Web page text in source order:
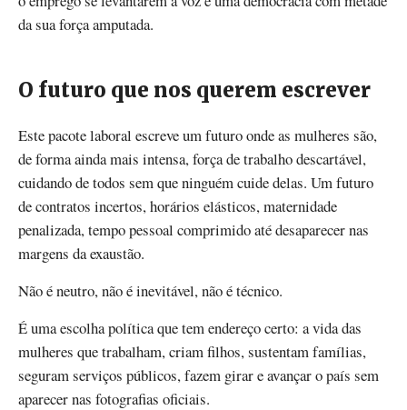
da sua força amputada.
O futuro que nos querem escrever
Este pacote laboral escreve um futuro onde as mulheres são,
de forma ainda mais intensa, força de trabalho descartável,
cuidando de todos sem que ninguém cuide delas. Um futuro
de contratos incertos, horários elásticos, maternidade
penalizada, tempo pessoal comprimido até desaparecer nas
margens da exaustão.
Não é neutro, não é inevitável, não é técnico.
É uma escolha política que tem endereço certo: a vida das
mulheres que trabalham, criam filhos, sustentam famílias,
seguram serviços públicos, fazem girar e avançar o país sem
aparecer nas fotografias oficiais.